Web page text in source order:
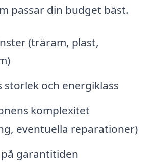
passar din budget bäst.
(träram, plast,
storlek och energiklass
komplexitet
eventuella reparationer)
garantitiden